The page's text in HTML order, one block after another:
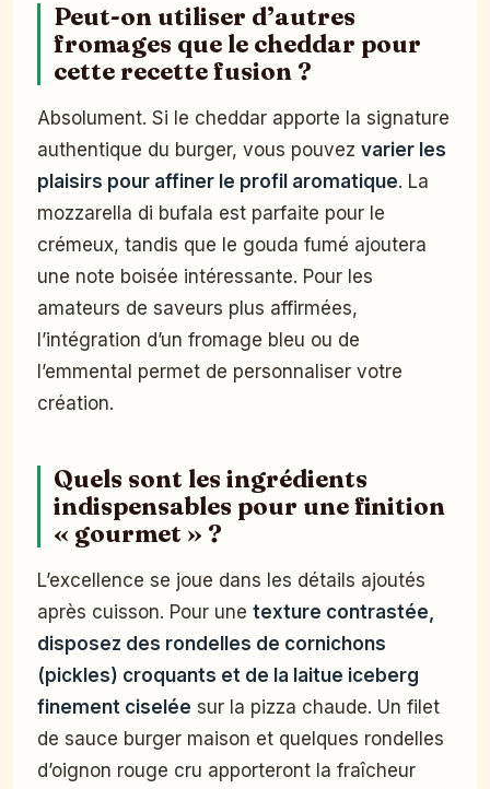
Peut-on utiliser d’autres
fromages que le cheddar pour
cette recette fusion ?
Absolument. Si le cheddar apporte la signature
authentique du burger, vous pouvez varier les
plaisirs pour affiner le profil aromatique. La
mozzarella di bufala est parfaite pour le
crémeux, tandis que le gouda fumé ajoutera
une note boisée intéressante. Pour les
amateurs de saveurs plus affirmées,
l’intégration d’un fromage bleu ou de
l’emmental permet de personnaliser votre
création.
Quels sont les ingrédients
indispensables pour une finition
« gourmet » ?
L’excellence se joue dans les détails ajoutés
après cuisson. Pour une texture contrastée,
disposez des rondelles de cornichons
(pickles) croquants et de la laitue iceberg
finement ciselée sur la pizza chaude. Un filet
de sauce burger maison et quelques rondelles
d’oignon rouge cru apporteront la fraîcheur